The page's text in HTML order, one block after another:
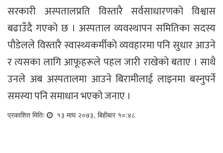
सरकारी अस्पतालप्रति विस्तारै सर्वसाधारणको विश्वास
बढाउँदै गएको छ । अस्पताल व्यवस्थापन समितिका सदस्य
पौडेलले विस्तारै स्वास्थ्यकर्मीको व्यवहारमा पनि सुधार आउने
र त्यसका लागि आफूहरूले पहल जारी राखेको बताए । साथै
उनले अब अस्पतालमा आउने बिरामीलाई लाइनमा बस्नुपर्ने
समस्या पनि समाधान भएको जनाए ।
प्रकाशित मितिः १३ माघ २०७३, बिहीबार १०:४८